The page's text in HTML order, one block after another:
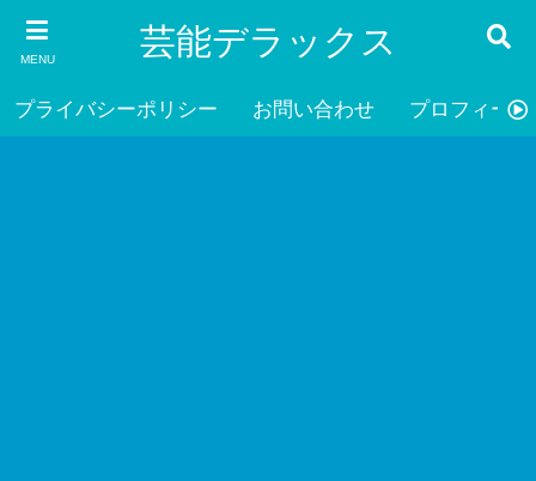
MENU 芸能デラックス
プライバシーポリシー お問い合わせ プロフィール